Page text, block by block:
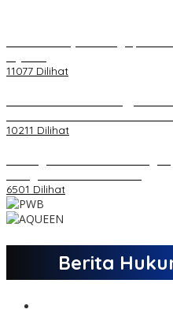
11077 Dilihat
10211 Dilihat
6501 Dilihat
Berita